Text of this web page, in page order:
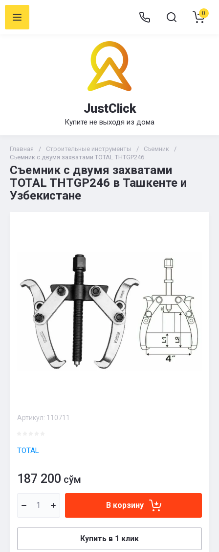
JustClick
Купите не выходя из дома
0
Главная / Строительные инструменты / Съемник
/
Съемник с двумя захватами TOTAL THTGP246
Съемник с двумя захватами
TOTAL THTGP246 в Ташкенте и
Узбекистане
Артикул: 110711
TOTAL
187 200 сўм
В корзину
Купить в 1 клик